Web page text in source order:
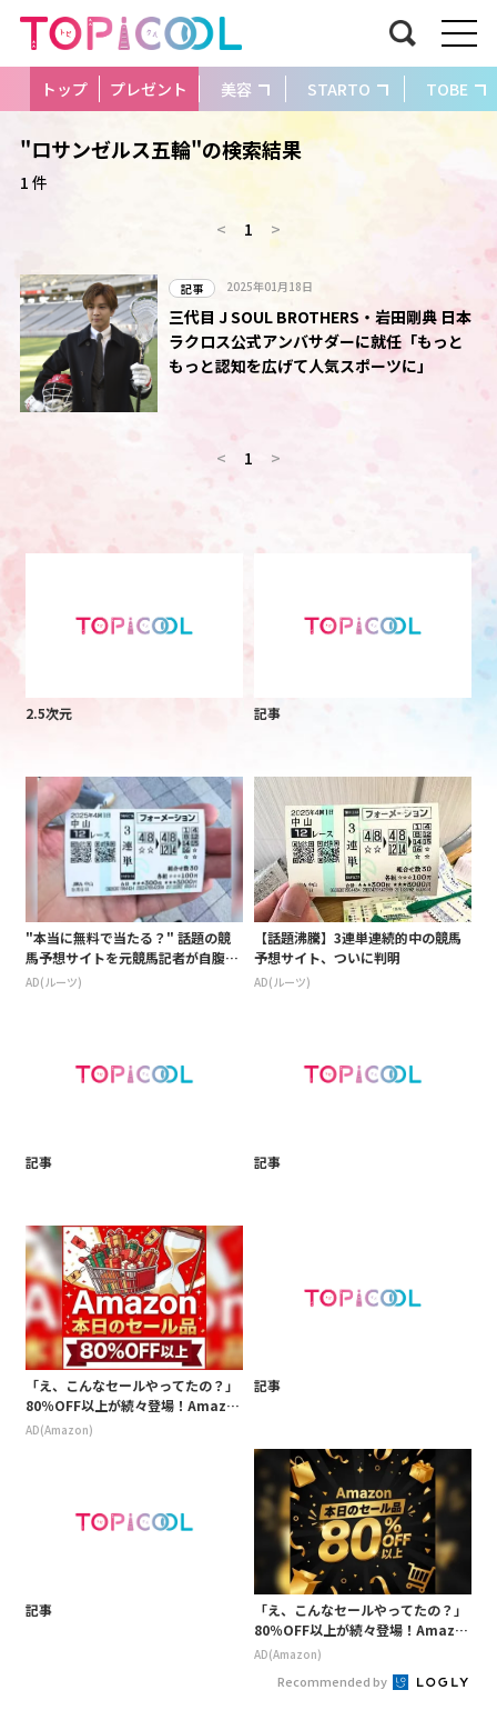
トップ プレゼント 美容 STARTO TOBE
"ロサンゼルス五輪"の検索結果
1 件
< 1 >
記事 2025年01月18日
三代目 J SOUL BROTHERS・岩田剛典 日本
ラクロス公式アンバサダーに就任「もっと
もっと認知を広げて人気スポーツに」
< 1 >
2.5次元 記事
"本当に無料で当たる？" 話題の競
馬予想サイトを元競馬記者が自腹レ
ビュー。
AD(ルーツ)
【話題沸騰】3連単連続的中の競馬
予想サイト、ついに判明
AD(ルーツ)
記事 記事
「え、こんなセールやってたの？」
80％OFF以上が続々登場！Amazo
nの本気が凄すぎる
AD(Amazon)
記事
記事
「え、こんなセールやってたの？」
80％OFF以上が続々登場！Amazo
nの本気が凄すぎる
AD(Amazon)
Recommended by